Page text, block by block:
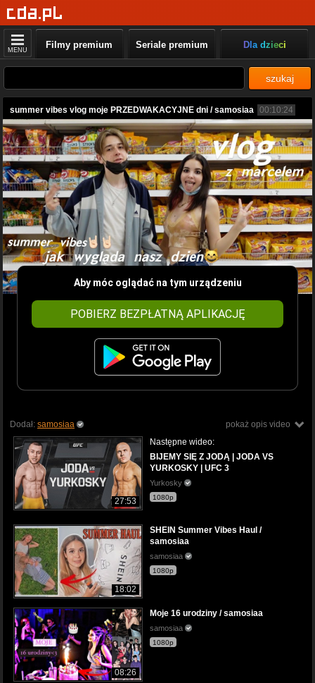
MENU Filmy premium Seriale premium Dla dzieci
szukaj
summer vibes vlog moje PRZEDWAKACYJNE dni / samosiaa 00:10:24
Aby móc oglądać na tym urządzeniu
POBIERZ BEZPŁATNĄ APLIKACJĘ
pokaż opis video
Dodał: samosiaa
27:53
Następne wideo:
BIJEMY SIĘ Z JODĄ | JODA VS
YURKOSKY | UFC 3
Yurkosky
1080p
18:02
SHEIN Summer Vibes Haul /
samosiaa
samosiaa
1080p
08:26
Moje 16 urodziny / samosiaa
samosiaa
1080p